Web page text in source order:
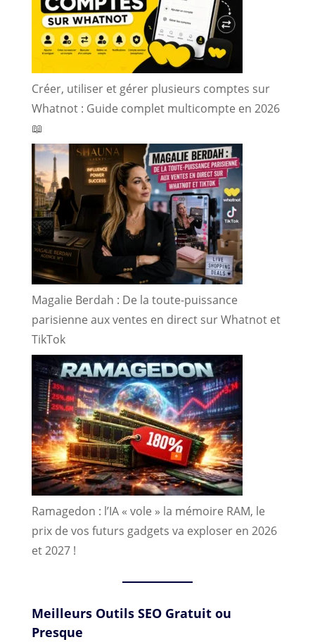
Créer, utiliser et gérer plusieurs comptes sur
Whatnot : Guide complet multicompte en 2026
📖
Magalie Berdah : De la toute-puissance
parisienne aux ventes en direct sur Whatnot et
TikTok
Ramagedon : l’IA « vole » la mémoire RAM, le
prix de vos futurs gadgets va exploser en 2026
et 2027 !
Meilleurs Outils SEO Gratuit ou
Presque